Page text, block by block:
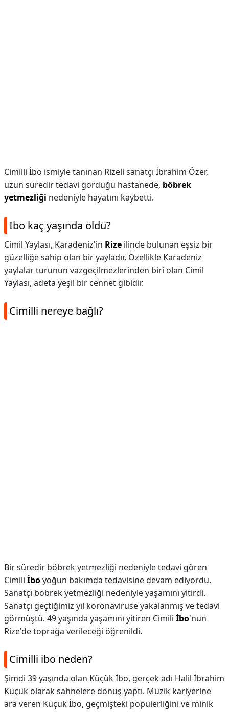
Cimilli İbo ismiyle tanınan Rizeli sanatçı İbrahim Özer,
uzun süredir tedavi gördüğü hastanede, böbrek
yetmezliği nedeniyle hayatını kaybetti.
Ibo kaç yaşında öldü?
Cimil Yaylası, Karadeniz'in Rize ilinde bulunan eşsiz bir
güzelliğe sahip olan bir yayladır. Özellikle Karadeniz
yaylalar turunun vazgeçilmezlerinden biri olan Cimil
Yaylası, adeta yeşil bir cennet gibidir.
Cimilli nereye bağlı?
Bir süredir böbrek yetmezliği nedeniyle tedavi gören
Cimili İboyoğun bakımda tedavisine devam ediyordu.
Sanatçı böbrek yetmezliği nedeniyle yaşamını yitirdi.
Sanatçı geçtiğimiz yıl koronavirüse yakalanmış ve tedavi
görmüştü. 49 yaşında yaşamını yitiren Cimili İbo'nun
Rize'de toprağa verileceği öğrenildi.
Cimilli ibo neden?
Şimdi 39 yaşında olan Küçük İbo, gerçek adı Halil İbrahim
Küçük olarak sahnelere dönüş yaptı. Müzik kariyerine
ara veren Küçük İbo, geçmişteki popülerliğini ve minik